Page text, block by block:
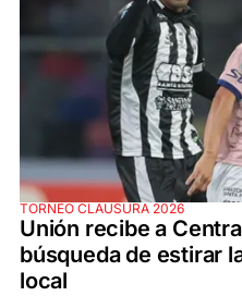
TORNEO CLAUSURA 2026
Unión recibe a
búsqueda de estirar
local